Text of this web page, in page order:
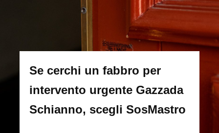
Se cerchi un fabbro per
intervento urgente Gazzada
Schianno, scegli SosMastro